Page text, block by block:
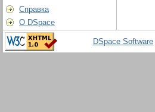
Справка
О DSpace
DSpace Software